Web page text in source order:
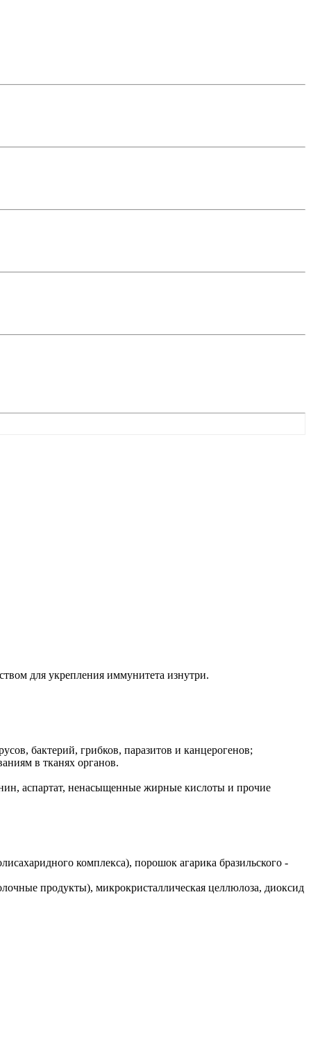
для укрепления иммунитета изнутри.
бактерий, грибков, паразитов и канцерогенов;
в тканях органов.
аспартат, ненасыщенные жирные кислоты и прочие
комплекса), порошок агарика бразильского -
продукты), микрокристаллическая целлюлоза, диоксид